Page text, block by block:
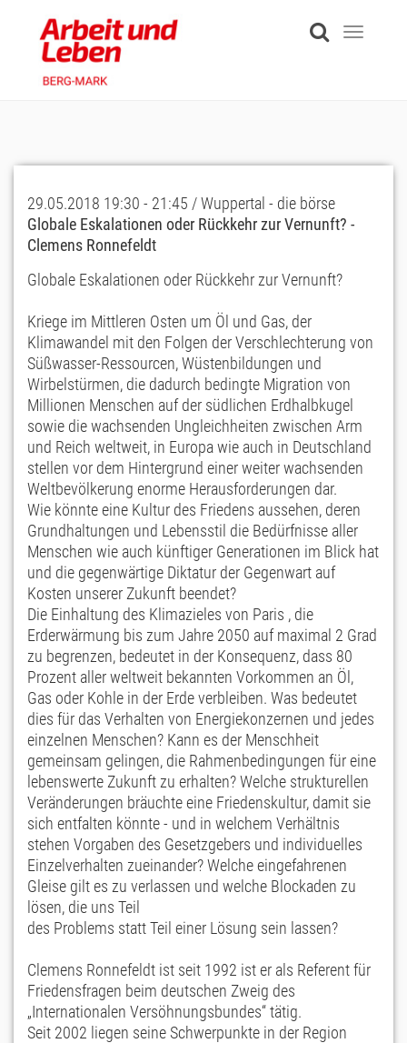
content
Toggle
29.05.2018 19:30 - 21:45 / Wuppertal - die börse
Globale Eskalationen oder Rückkehr zur Vernunft? -
Clemens Ronnefeldt
Globale Eskalationen oder Rückkehr zur Vernunft?
Kriege im Mittleren Osten um Öl und Gas, der
Klimawandel mit den Folgen der Verschlechterung von
Süßwasser-Ressourcen, Wüstenbildungen und
Wirbelstürmen, die dadurch bedingte Migration von
Millionen Menschen auf der südlichen Erdhalbkugel
sowie die wachsenden Ungleichheiten zwischen Arm
und Reich weltweit, in Europa wie auch in Deutschland
stellen vor dem Hintergrund einer weiter wachsenden
Weltbevölkerung enorme Herausforderungen dar.
Wie könnte eine Kultur des Friedens aussehen, deren
Grundhaltungen und Lebensstil die Bedürfnisse aller
Menschen wie auch künftiger Generationen im Blick hat
und die gegenwärtige Diktatur der Gegenwart auf
Kosten unserer Zukunft beendet?
Die Einhaltung des Klimazieles von Paris , die
Erderwärmung bis zum Jahre 2050 auf maximal 2 Grad
zu begrenzen, bedeutet in der Konsequenz, dass 80
Prozent aller weltweit bekannten Vorkommen an Öl,
Gas oder Kohle in der Erde verbleiben. Was bedeutet
dies für das Verhalten von Energiekonzernen und jedes
einzelnen Menschen? Kann es der Menschheit
gemeinsam gelingen, die Rahmenbedingungen für eine
lebenswerte Zukunft zu erhalten? Welche strukturellen
Veränderungen bräuchte eine Friedenskultur, damit sie
sich entfalten könnte - und in welchem Verhältnis
stehen Vorgaben des Gesetzgebers und individuelles
Einzelverhalten zueinander? Welche eingefahrenen
Gleise gilt es zu verlassen und welche Blockaden zu
lösen, die uns Teil
des Problems statt Teil einer Lösung sein lassen?
Clemens Ronnefeldt ist seit 1992 ist er als Referent für
Friedensfragen beim deutschen Zweig des
„Internationalen Versöhnungsbundes“ tätig.
Seit 2002 liegen seine Schwerpunkte in der Region